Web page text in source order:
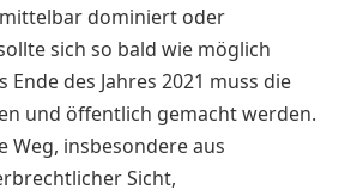
dominiert oder
sich so bald wie möglich
Ende des Jahres 2021 muss die
und öffentlich gemacht werden.
Weg, insbesondere aus
Sicht,